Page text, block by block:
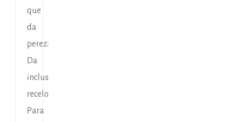
que
da
pereza.
Da
incluso
recelo.
Para